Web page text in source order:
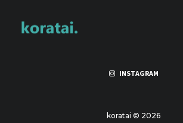
INSTAGRAM
koratai © 2026